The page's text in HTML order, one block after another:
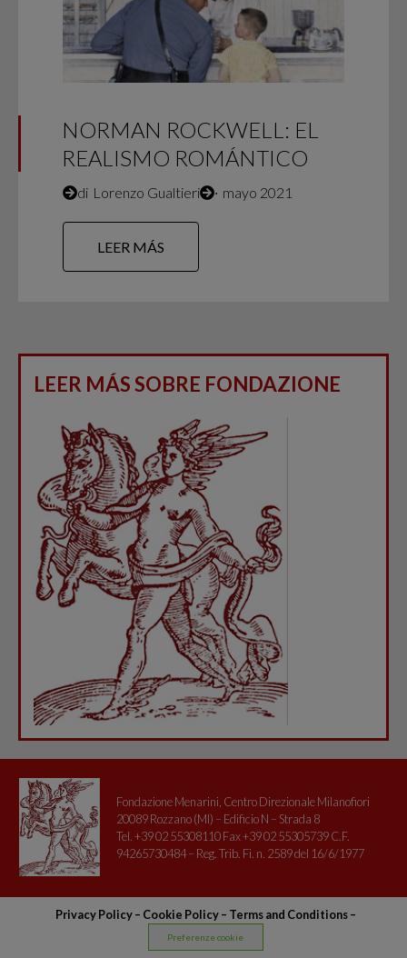
NORMAN ROCKWELL: EL
REALISMO ROMÁNTICO
di Lorenzo Gualtieri ∙ mayo 2021
LEER MÁS
LEER MÁS SOBRE FONDAZIONE
Fondazione Menarini, Centro Direzionale Milanofiori
20089 Rozzano (MI) – Edificio N – Strada 8
Tel. +39 02 55308110 Fax +39 02 55305739 C.F.
94265730484 – Reg. Trib. Fi. n. 2589 del 16/6/1977
Privacy Policy– Cookie Policy – Terms and Conditions–
Preferenze cookie